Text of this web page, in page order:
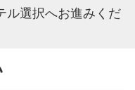
ル選択へお進みくだ